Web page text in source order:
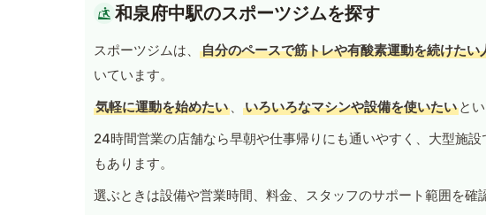
和泉府中駅のスポーツジムを探す
スポーツジムは、 自分のペースで筋トレや有酸素運動を続けたい
いています。
気軽に運動を始めたい 、 いろいろなマシンや設備を使いたい と
24時間営業の店舗なら早朝や仕事帰りにも通いやすく、大型施
もあります。
選ぶときは設備や営業時間、料金、スタッフのサポート範囲を確